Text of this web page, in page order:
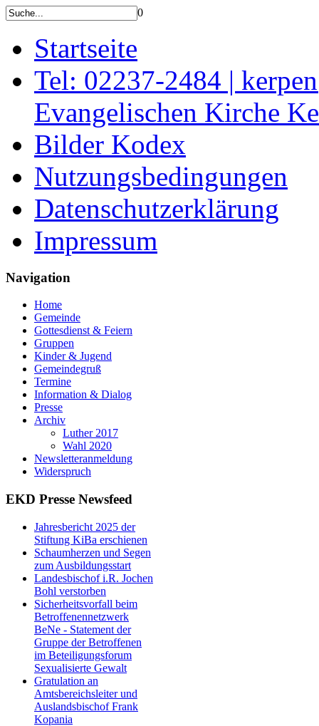
0
Startseite
Tel: 02237-2484 |
Evangelischen Kirche
Bilder Kodex
Nutzungsbedingungen
Datenschutzerklärung
Impressum
Navigation
Home
Gemeinde
Gottesdienst & Feiern
Gruppen
Kinder & Jugend
Gemeindegruß
Termine
Information & Dialog
Presse
Archiv
Luther 2017
Wahl 2020
Newsletteranmeldung
Widerspruch
EKD Presse Newsfeed
Jahresbericht 2025 der
Stiftung KiBa erschienen
Schaumherzen und Segen
zum Ausbildungsstart
Landesbischof i.R. Jochen
Bohl verstorben
Sicherheitsvorfall beim
Betroffenennetzwerk
BeNe - Statement der
Gruppe der Betroffenen
im Beteiligungsforum
Sexualisierte Gewalt
Gratulation an
Amtsbereichsleiter und
Auslandsbischof Frank
Kopania